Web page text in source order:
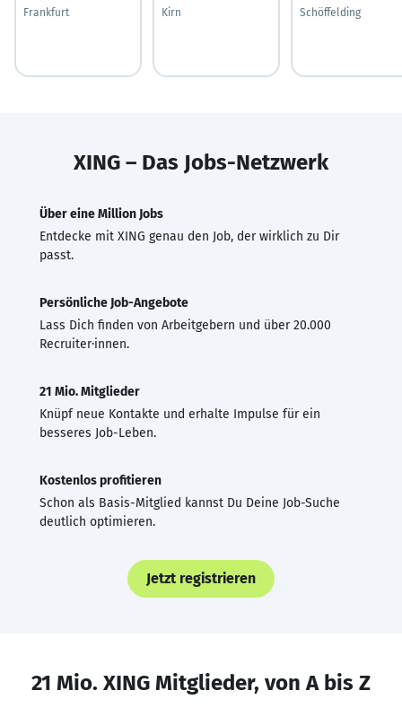
Frankfurt
Kirn
Schöffelding
XING – Das Jobs-Netzwerk
Über eine Million Jobs
Entdecke mit XING genau den Job, der wirklich zu Dir
passt.
Persönliche Job-Angebote
Lass Dich finden von Arbeitgebern und über 20.000
Recruiter·innen.
21 Mio. Mitglieder
Knüpf neue Kontakte und erhalte Impulse für ein
besseres Job-Leben.
Kostenlos profitieren
Schon als Basis-Mitglied kannst Du Deine Job-Suche
deutlich optimieren.
Jetzt registrieren
21 Mio. XING Mitglieder, von A bis Z